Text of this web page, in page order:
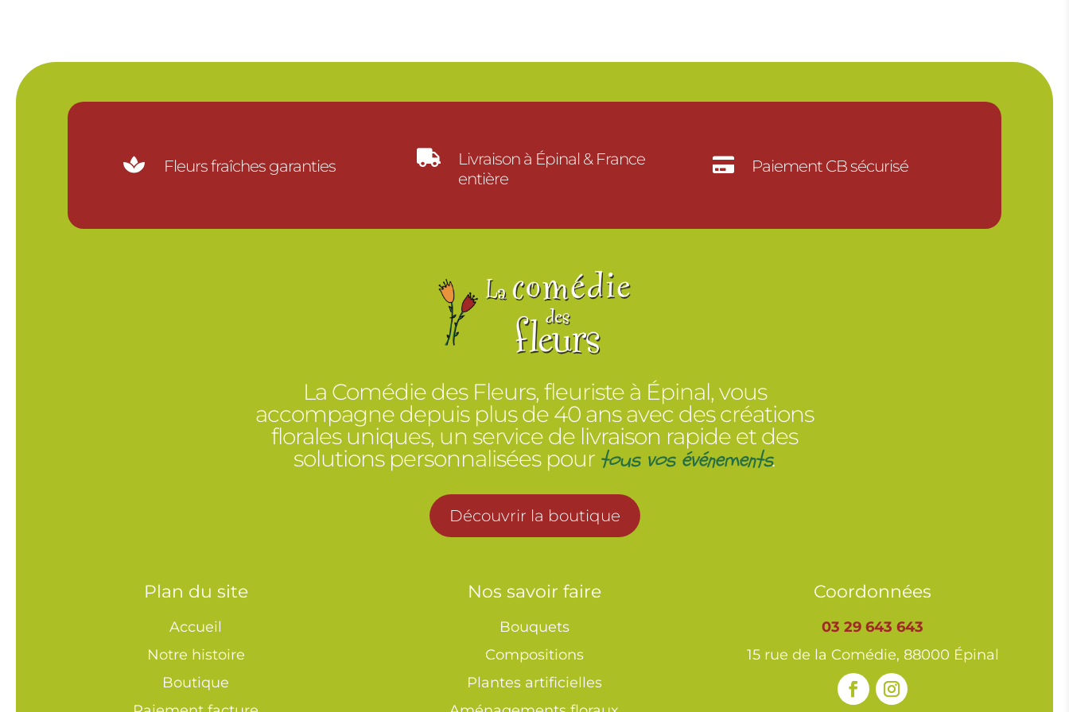
 Fleurs fraîches garanties 
Livraison à Épinal & France
entière
 Paiement CB sécurisé
La Comédie des Fleurs, fleuriste à Épinal, vous
accompagne depuis plus de 40 ans avec des créations
florales uniques, un service de livraison rapide et des
solutions personnalisées pour tous vos événements.
Découvrir la boutique
Plan du site
Accueil
Notre histoire
Boutique
Nos savoir faire
Bouquets
Compositions
Plantes artificielles
Coordonnées
03 29 643 643
15 rue de la Comédie, 88000 Épinal